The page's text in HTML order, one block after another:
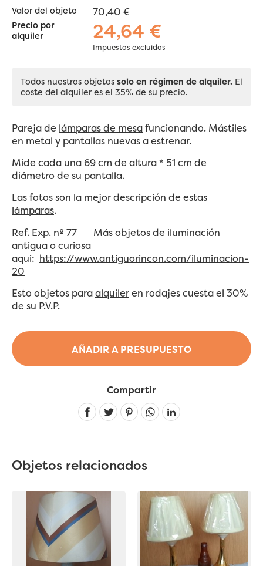
AÑADIR A PRESUPUESTO
Valor del objeto 70,40 €
Precio por
alquiler
24,64 €
Impuestos excluidos
Todos nuestros objetos solo en régimen de alquiler. El
coste del alquiler es el 35% de su precio.
Pareja de lámparas de mesafuncionando. Mástiles
en metal y pantallas nuevas a estrenar.
Mide cada una 69 cm de altura * 51 cm de
diámetro de su pantalla.
Las fotos son la mejor descripción de estas
lámparas.
Ref. Exp. nº 77 Más objetos de iluminación
antigua o curiosa
aqui: https://www.antiguorincon.com/iluminacion-
20
Esto objetos paraalquileren rodajes cuesta el 30%
de su P.V.P.
Compartir
Linkedin
Objetos relacionados